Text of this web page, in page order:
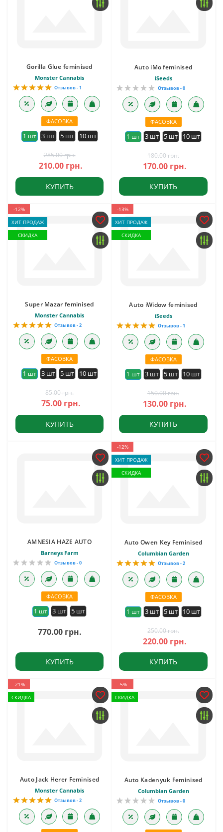
Gorilla Glue feminised
Monster Cannabis
Отзывов - 1
ФАСОВКА
1 шт 3 шт 5 шт 10 шт
285.00 грн.
210.00 грн.
КУПИТЬ
Auto iMo feminised
iSeeds
Отзывов - 0
ФАСОВКА
1 шт 3 шт 5 шт 10 шт
180.00 грн.
170.00 грн.
КУПИТЬ
-12%
ХИТ ПРОДАЖ
СКИДКА
Super Mazar feminised
Monster Cannabis
Отзывов - 2
ФАСОВКА
1 шт 3 шт 5 шт 10 шт
85.00 грн.
75.00 грн.
КУПИТЬ
-13%
ХИТ ПРОДАЖ
СКИДКА
Auto iWidow feminised
iSeeds
Отзывов - 1
ФАСОВКА
1 шт 3 шт 5 шт 10 шт
150.00 грн.
130.00 грн.
КУПИТЬ
AMNESIA HAZE AUTO
Barneys Farm
Отзывов - 0
ФАСОВКА
1 шт 3 шт 5 шт
770.00 грн.
КУПИТЬ
-12%
ХИТ ПРОДАЖ
СКИДКА
Auto Owen Key Feminised
Columbian Garden
Отзывов - 2
ФАСОВКА
1 шт 3 шт 5 шт 10 шт
250.00 грн.
220.00 грн.
КУПИТЬ
-21%
СКИДКА
Auto Jack Herer Feminised
Monster Cannabis
Отзывов - 2
-5%
СКИДКА
Auto Kadenyuk Feminised
Columbian Garden
Отзывов - 0